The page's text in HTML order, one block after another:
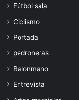
Fútbol sala
Ciclismo
Portada
pedroneras
Balonmano
Entrevista